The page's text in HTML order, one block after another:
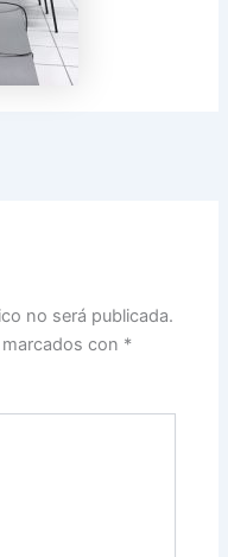
no será publicada.
con *